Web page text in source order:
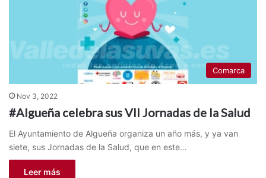
Comarca
Nov 3, 2022
#Algueña celebra sus VII Jornadas de la Salud
El Ayuntamiento de Algueña organiza un año más, y ya van
siete, sus Jornadas de la Salud, que en este…
Leer más